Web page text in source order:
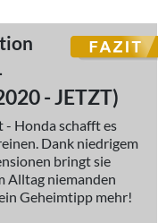
- JETZT)
Honda schafft es
Dank niedrigem
bringt sie
Alltag niemanden
Geheimtipp mehr!